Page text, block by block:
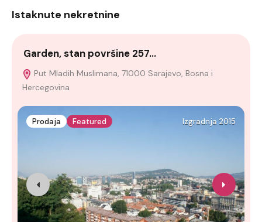
Istaknute nekretnine
Garden, stan površine 257…
Put Mladih Muslimana, 71000 Sarajevo, Bosna i
Hercegovina
Prodaja Featured Izgradnja 2015